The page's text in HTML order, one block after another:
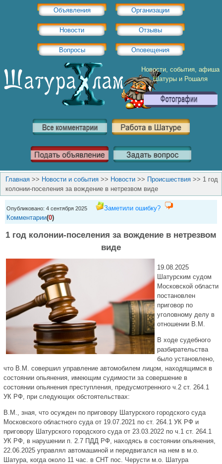
Объявления Организации
Новости Отзывы
Вопросы Оповещения
Новости, события, афиша
Шатуры и Рошаля
Главная >> Новости и события >> Новости >> Происшествия >> 1 год
колонии-поселения за вождение в нетрезвом виде
Опубликовано: 4 сентября 2025
Заметили ошибку?
Комментарии(0)
1 год колонии-поселения за вождение в нетрезвом
виде
19.08.2025
Шатурским судом
Московской области
постановлен
приговор по
уголовному делу в
отношении В.М.
В ходе судебного
разбирательства
было установлено,
что В.М. совершил управление автомобилем лицом, находящимся в
состоянии опьянения, имеющим судимости за совершение в
состоянии опьянения преступления, предусмотренного ч.2 ст. 264.1
УК РФ, при следующих обстоятельствах:
В.М., зная, что осужден по приговору Шатурского городского суда
Московского областного суда от 19.07.2021 по ст. 264.1 УК РФ и
приговору Шатурского городского суда от 23.03.2022 по ч.1 ст. 264.1
УК РФ, в нарушении п. 2.7 ПДД РФ, находясь в состоянии опьянения,
22.06.2025 управлял автомашиной и передвигался на нем в м.о.
Шатура, когда около 11 час. в СНТ пос. Черусти м.о. Шатура